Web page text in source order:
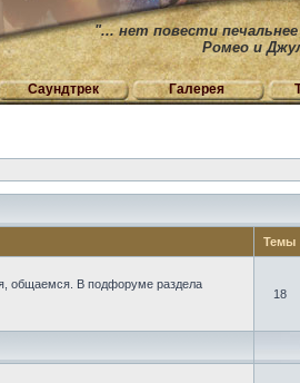
"... нет повести
Ромео и
Саундтрек Галерея
Темы
общаемся. В подфоруме раздела
18